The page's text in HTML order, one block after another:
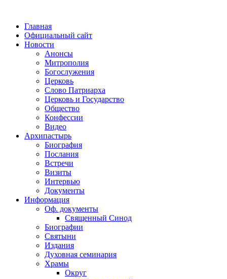
Главная
Официальный сайт
Новости
Анонсы
Митрополия
Богослужения
Церковь
Слово Патриарха
Церковь и Государство
Общество
Конфессии
Видео
Архипастырь
Биография
Послания
Встречи
Визиты
Интервью
Документы
Информация
Оф. документы
Священный Синод
Биографии
Святыни
Издания
Духовная семинария
Храмы
Округ